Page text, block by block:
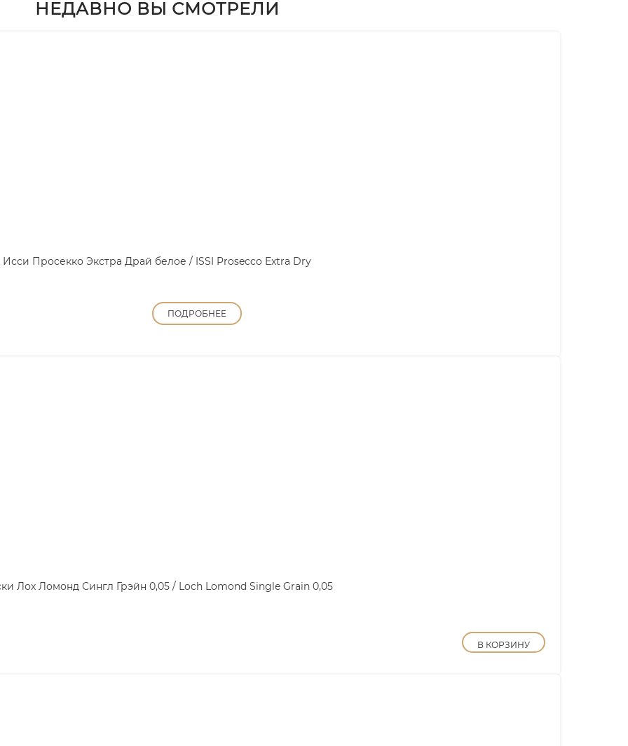
НЕДАВНО ВЫ СМОТРЕЛИ
Исси Просекко Экстра Драй белое / ISSI Prosecco Extra Dry
ПОДРОБНЕЕ
Лох Ломонд Сингл Грэйн 0,05 / Loch Lomond Single Grain 0,05
В КОРЗИНУ